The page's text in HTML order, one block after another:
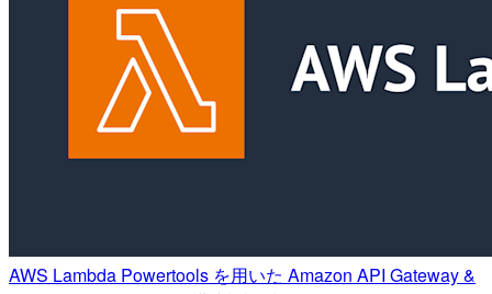
AWS Lambda Powertools を用いた Amazon API Gateway &